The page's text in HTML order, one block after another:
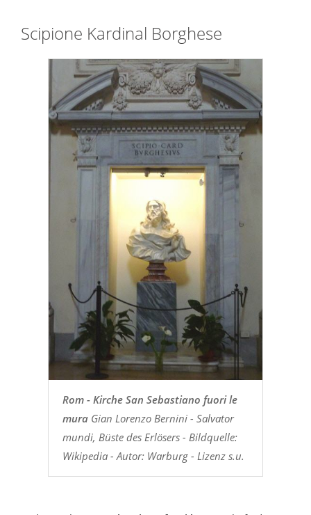
Scipione Kardinal Borghese
Rom - Kirche San Sebastiano fuori le
muraGian Lorenzo Bernini - Salvator
mundi, Büste des Erlösers - Bildquelle:
Wikipedia - Autor: Warburg - Lizenz s.u.